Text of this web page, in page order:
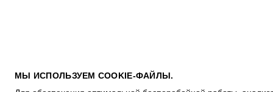
МЫ ИСПОЛЬЗУЕМ COOKIE-ФАЙЛЫ.
ПОКУПАТЕЛЯМ